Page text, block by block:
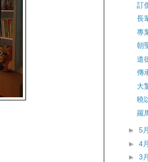
訂
長
專
朝
道
傳
大
曉
羅
► 5月
► 4月
► 3月